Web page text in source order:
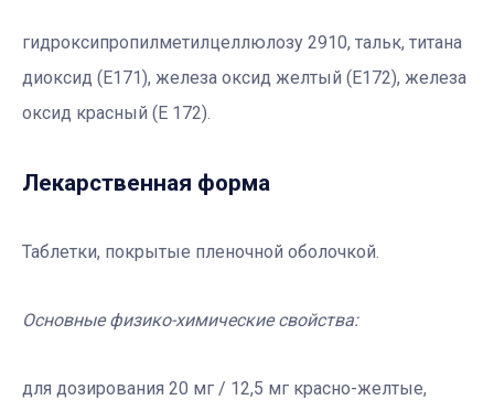
гидроксипропилметилцеллюлозу 2910, тальк, титана
диоксид (Е171), железа оксид желтый (Е172), железа
оксид красный (Е 172).
Лекарственная форма
Таблетки, покрытые пленочной оболочкой.
Основные физико-химические свойства:
для дозирования 20 мг / 12,5 мг красно-желтые,